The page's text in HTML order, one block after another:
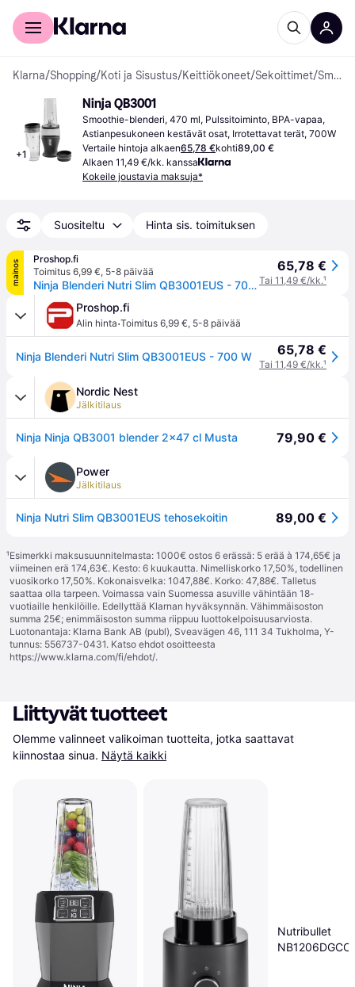
Kuluttajille
Klarna/Shopping/Koti ja Sisustus/Keittiökoneet/Sekoittimet/ Smoothie-blenderit
+1
Ninja QB3001
Smoothie-blenderi, 470 ml, Pulssitoiminto, BPA-vapaa,
Astianpesukoneen kestävät osat, Irrotettavat terät, 700W
Vertaile hintoja alkaen65,78 €kohti89,00 €
Alkaen 11,49 €/kk. kanssa
Kokeile joustavia maksuja*
Suositeltu Hinta sis. toimituksen
mainos
Proshop.fi
Toimitus 6,99 €, 5-8 päivää
Ninja Blenderi Nutri Slim QB3001EUS - 700 W
65,78 €
Tai 11,49 €/kk.¹
Proshop.fi
Alin hinta·Toimitus 6,99 €, 5-8 päivää
Ninja Blenderi Nutri Slim QB3001EUS - 700 W 65,78 €
Tai 11,49 €/kk.¹
Nordic Nest
Jälkitilaus
Ninja Ninja QB3001 blender 2x47 cl Musta 79,90 €
Power
Jälkitilaus
Ninja Nutri Slim QB3001EUS tehosekoitin 89,00 €
¹Esimerkki maksusuunnitelmasta: 1000€ ostos 6 erässä: 5 erää à 174,65€ ja
viimeinen erä 174,63€. Kesto: 6 kuukautta. Nimelliskorko 17,50%, todellinen
vuosikorko 17,50%. Kokonaisvelka: 1047,88€. Korko: 47,88€. Talletus
saattaa olla tarpeen. Voimassa vain Suomessa asuville vähintään 18-
vuotiaille henkilöille. Edellyttää Klarnan hyväksynnän. Vähimmäisoston
summa 25€; enimmäisoston summa riippuu luottokelpoisuusarviosta.
Luotonantaja: Klarna Bank AB (publ), Sveavägen 46, 111 34 Tukholma, Y-
tunnus: 556737-0431. Katso ehdot osoitteesta
https://www.klarna.com/fi/ehdot/.
Liittyvät tuotteet
Olemme valinneet valikoiman tuotteita, jotka saattavat
kiinnostaa sinua. Näytä kaikki
Nutribullet
NB1206DGCC